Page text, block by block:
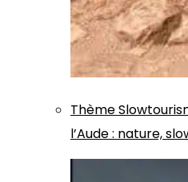
Thème
l’Aude : nature,